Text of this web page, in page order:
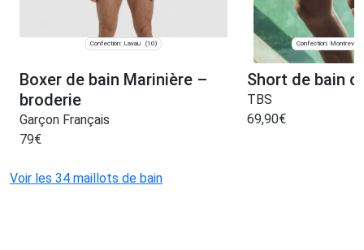
Confection: Lavau (10)
Boxer de bain Marinière –
broderie
Garçon Français
79€
Confection:
Short de bain
TBS
69,90€
Voir les 34 maillots de bain